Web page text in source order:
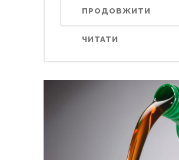
ПРОДОВЖИТИ
ЧИТАТИ